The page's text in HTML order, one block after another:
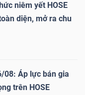
niêm yết HOSE
diện, mở ra chu
08: Áp lực bán gia
trên HOSE
quan Cổ đông lớn